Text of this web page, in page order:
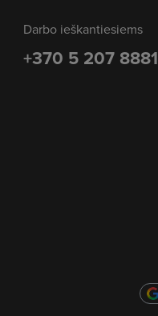
Darbo ieškantiesiems
+370 5 207 8881